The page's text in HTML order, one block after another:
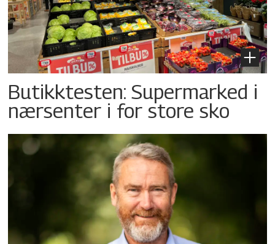
Butikktesten: Supermarked i
nærsenter i for store sko